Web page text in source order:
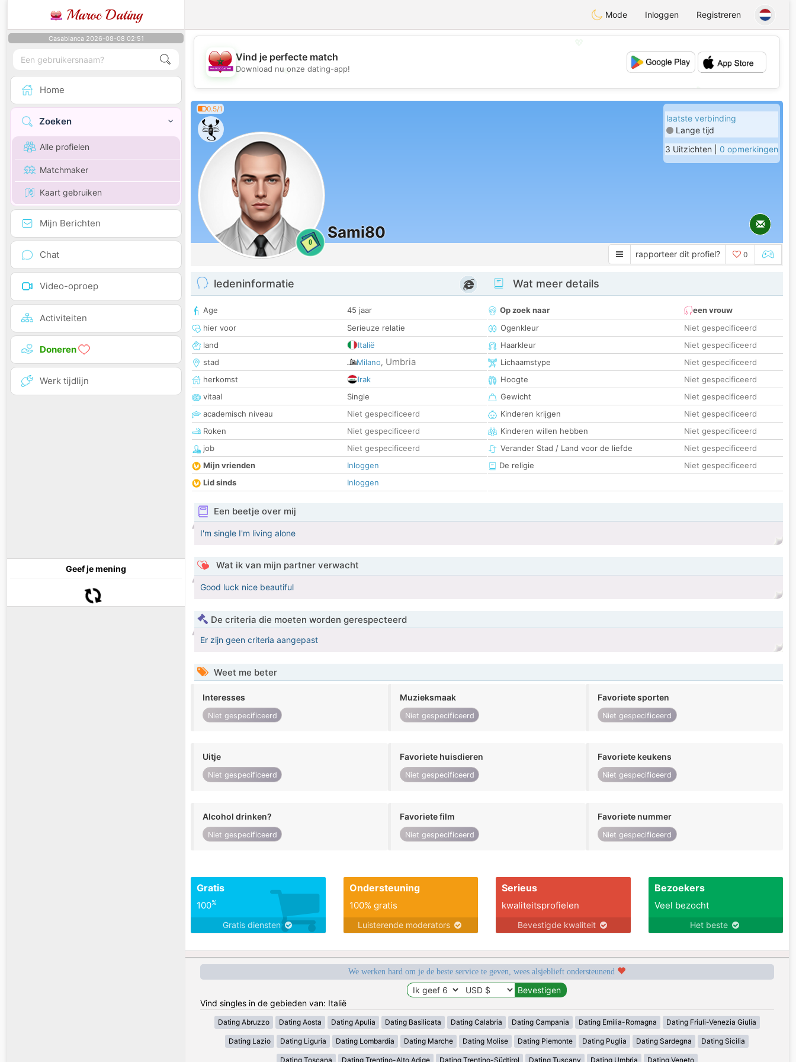
Maroc Dating Mode Inloggen Registreren
Casablanca 2026-08-08 02:51
Home
Zoeken
Alle profielen
Matchmaker
Kaart gebruiken
Mijn Berichten
Chat
Video-oproep
Activiteiten
Doneren
Werk tijdlijn
Geef je mening
💖
💕
Vind je perfecte match
Download nu onze dating-app!
0.5/1
0
Sami80
laatste verbinding
Lange tijd
3 Uitzichten | 0 opmerkingen
rapporteer dit profiel? 0
ledeninformatie
Age
45 jaar
hier voor
Serieuze relatie
land
Italië
stad
Milano, Umbria
herkomst
Irak
vitaal
Single
academisch niveau
Niet gespecificeerd
Roken
Niet gespecificeerd
job
Niet gespecificeerd
Mijn vrienden
Inloggen
Lid sinds
Inloggen
Wat meer details
Op zoek naar
een vrouw
Ogenkleur
Niet gespecificeerd
Haarkleur
Niet gespecificeerd
Lichaamstype
Niet gespecificeerd
Hoogte
Niet gespecificeerd
Gewicht
Niet gespecificeerd
Kinderen krijgen
Niet gespecificeerd
Kinderen willen hebben
Niet gespecificeerd
Verander Stad / Land voor de liefde
Niet gespecificeerd
De religie
Niet gespecificeerd
Een beetje over mij
I'm single I'm living alone
Wat ik van mijn partner verwacht
Good luck nice beautiful
De criteria die moeten worden gerespecteerd
Er zijn geen criteria aangepast
Weet me beter
Interesses
Niet gespecificeerd
Muzieksmaak
Niet gespecificeerd
Favoriete sporten
Niet gespecificeerd
Uitje
Niet gespecificeerd
Favoriete huisdieren
Niet gespecificeerd
Favoriete keukens
Niet gespecificeerd
Alcohol drinken?
Niet gespecificeerd
Favoriete film
Niet gespecificeerd
Favoriete nummer
Niet gespecificeerd
Gratis
100%
Gratis diensten
Ondersteuning
100% gratis
Luisterende moderators
Serieus
kwaliteitsprofielen
Bevestigde kwaliteit
Bezoekers
Veel bezocht
Het beste
We werken hard om je de beste service te geven, wees alsjeblieft ondersteunend
Vind singles in de gebieden van: Italië
Dating Abruzzo Dating Aosta Dating Apulia Dating Basilicata Dating Calabria Dating Campania Dating Emilia-Romagna Dating Friuli-Venezia Giulia
Dating Lazio Dating Liguria Dating Lombardia Dating Marche Dating Molise Dating Piemonte Dating Puglia Dating Sardegna Dating Sicilia
Dating Toscana Dating Trentino-Alto Adige Dating Trentino-Südtirol Dating Tuscany Dating Umbria Dating Veneto